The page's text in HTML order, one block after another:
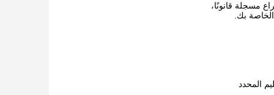
مسجلة قانونًا،
بك.